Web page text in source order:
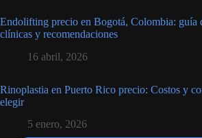
Endolifting precio en Bogotá, Colombia: guía
clínicas y recomendaciones
16 abril, 2026
Rinoplastia en Puerto Rico precio: Costos y
elegir
5 enero, 2026